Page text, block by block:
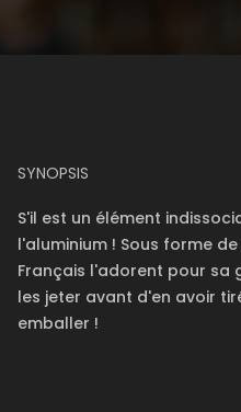
SYNOPSIS
S'il est un élément
l'aluminium ! Sous forme
Français l'adorent pour sa
les jeter avant d'en avoir
emballer !